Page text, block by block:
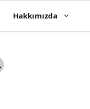
Hakkımızda